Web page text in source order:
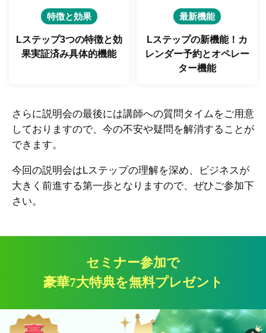
特徴と効果
Lステップ3つの特徴と効
果実証済み具体的機能
最新機能
Lステップの新機能！ カ
レンダー予約とオペレー
ター機能
さらに説明会の最後には講師への質問タイムをご用意
しておりますので、今の不安や疑問を解消することが
できます。
今回の説明会はLステップの理解を深め、ビジネスが
大きく前進する第一歩となりますので、ぜひご参加下
さい。
セミナー参加で
豪華7大特典を無料プレゼント